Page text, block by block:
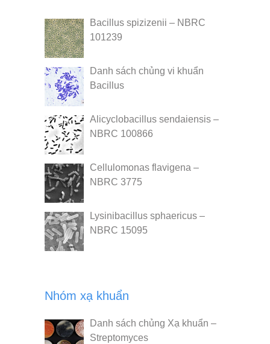
Bacillus spizizenii – NBRC
101239
Danh sách chủng vi khuẩn
Bacillus
Alicyclobacillus sendaiensis –
NBRC 100866
Cellulomonas flavigena –
NBRC 3775
Lysinibacillus sphaericus –
NBRC 15095
Nhóm xạ khuẩn
Danh sách chủng Xạ khuẩn –
Streptomyces